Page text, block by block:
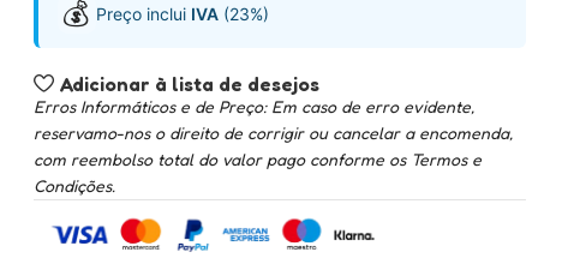
💰 Preço inclui IVA(23%)
Adicionar à lista de desejos
Erros Informáticos e de Preço: Em caso de erro evidente,
reservamo-nos o direito de corrigir ou cancelar a encomenda,
com reembolso total do valor pago conforme os Termos e
Condições.